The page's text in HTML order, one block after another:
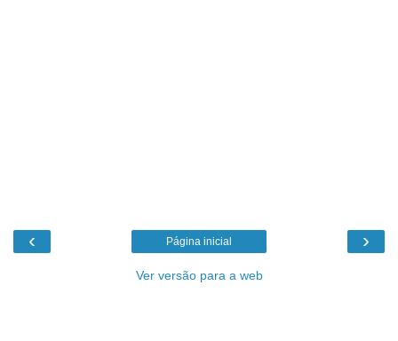
‹ ›
Página inicial
Ver versão para a web